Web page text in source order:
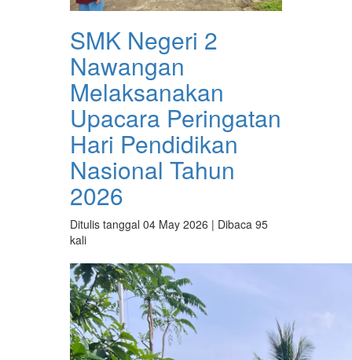
SMK Negeri 2
Nawangan
Melaksanakan
Upacara Peringatan
Hari Pendidikan
Nasional Tahun
2026
Ditulis tanggal 04 May 2026 | Dibaca 95
kali